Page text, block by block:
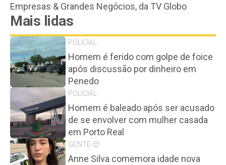
Empresas & Grandes Negócios, da TV Globo
Mais lidas
POLICIAL
Homem é ferido com golpe de foice
após discussão por dinheiro em
Penedo
POLICIAL
Homem é baleado após ser acusado
de se envolver com mulher casada
em Porto Real
GENTE 🙂
Anne Silva comemora idade nova